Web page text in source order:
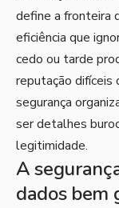
define a fronteira
eficiência que
cedo ou tarde
reputação difíceis
segurança
ser detalhes
legitimidade.
A
dados bem